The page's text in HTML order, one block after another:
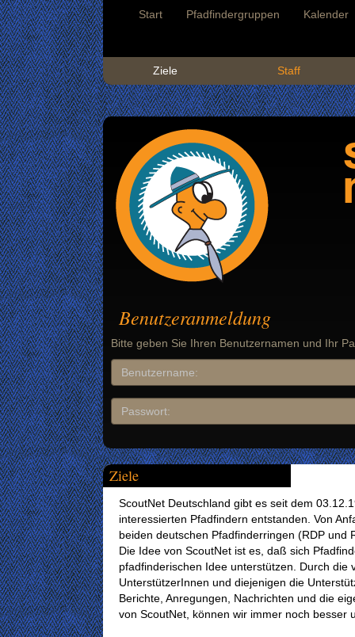
Start Pfadfindergruppen Kalender
Ziele Staff
Benutzeranmeldung
Bitte geben Sie Ihren Benutzernamen und Ihr
Ziele
ScoutNet Deutschland gibt es seit dem
interessierten Pfadfindern entstanden. Von
beiden deutschen Pfadfinderringen (RDP und
Die Idee von ScoutNet ist es, daß sich
pfadfinderischen Idee unterstützen. Durch
UnterstützerInnen und diejenigen die
Berichte, Anregungen, Nachrichten und die
von ScoutNet, können wir immer noch besser